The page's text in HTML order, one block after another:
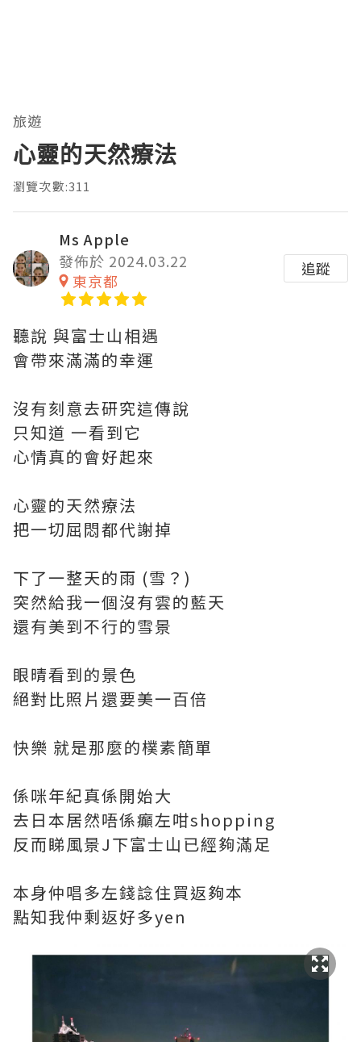
旅遊
心靈的天然療法
瀏覽次數:311
Ms Apple
發佈於 2024.03.22
東京都
追蹤
聽說 與富士山相遇
會帶來滿滿的幸運
沒有刻意去研究這傳說
只知道 一看到它
心情真的會好起來
心靈的天然療法
把一切屈悶都代謝掉
下了一整天的雨 (雪？)
突然給我一個沒有雲的藍天
還有美到不行的雪景
眼晴看到的景色
絕對比照片還要美一百倍
快樂 就是那麼的樸素簡單
係咪年紀真係開始大
去日本居然唔係癲左咁shopping
反而睇風景J下富士山已經夠滿足
本身仲唱多左錢諗住買返夠本
點知我仲剩返好多yen